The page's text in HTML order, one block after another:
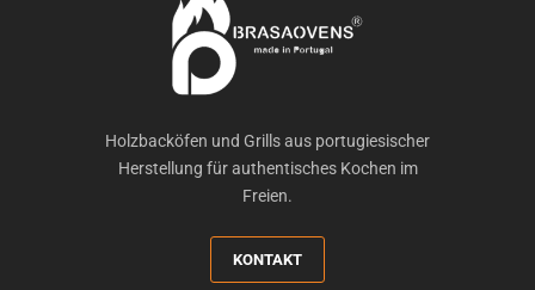
Holzbacköfen und Grills aus portugiesischer
Herstellung für authentisches Kochen im
Freien.
KONTAKT